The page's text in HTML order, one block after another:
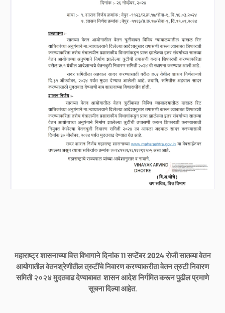
महाराष्ट्र शासनाच्या वित्त विभागाने दिनांक 11 सप्टेंबर 2024 रोजीसातव्या वेतन
आयोगातील वेतनश्रेणीतील त्रुटींचे निवारण करण्याकरीता वेतन त्रुटी निवारण
समिती २०२४ मुदतवाढ देण्याबाबत शासन आदेश निर्गमित करून पुढील प्रमाणे
सूचना दिल्या आहेत.